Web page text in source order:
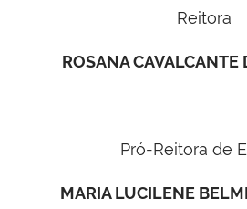
Reitora
ROSANA CAVALCANTE
Pró-Reitora de
MARIA LUCILENE